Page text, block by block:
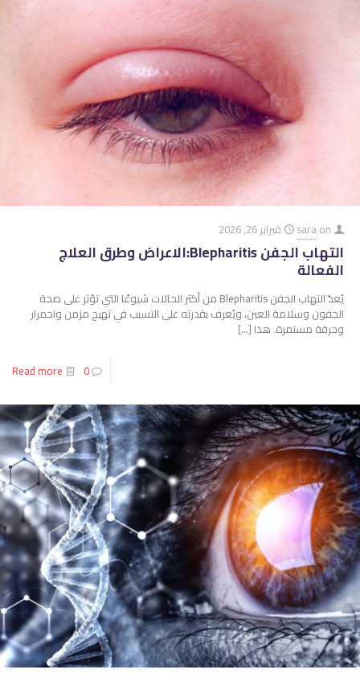
saraon فبراير 26, 2026
التهاب الجفن Blepharitis:الاعراض وطرق العلاج
الفعالة
يُعدّ التهاب الجفن Blepharitis من أكثر الحالات شيوعًا التي تؤثر على صحة
الجفون وسلامة العين، ويُعرف بقدرته على التسبب في تهيج مزمن واحمرار
وحرقة مستمرة. هذا […]
0
Read more